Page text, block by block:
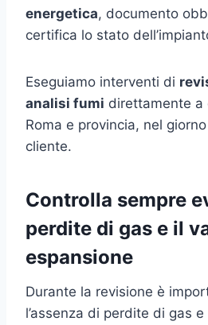
energetica, documento
certifica lo stato
Eseguiamo interventi di
analisi fumi direttamente a
Roma e provincia, nel
cliente.
Controlla sempre
perdite di gas e il
espansione
Durante la revisione è
l’assenza di perdite di gas